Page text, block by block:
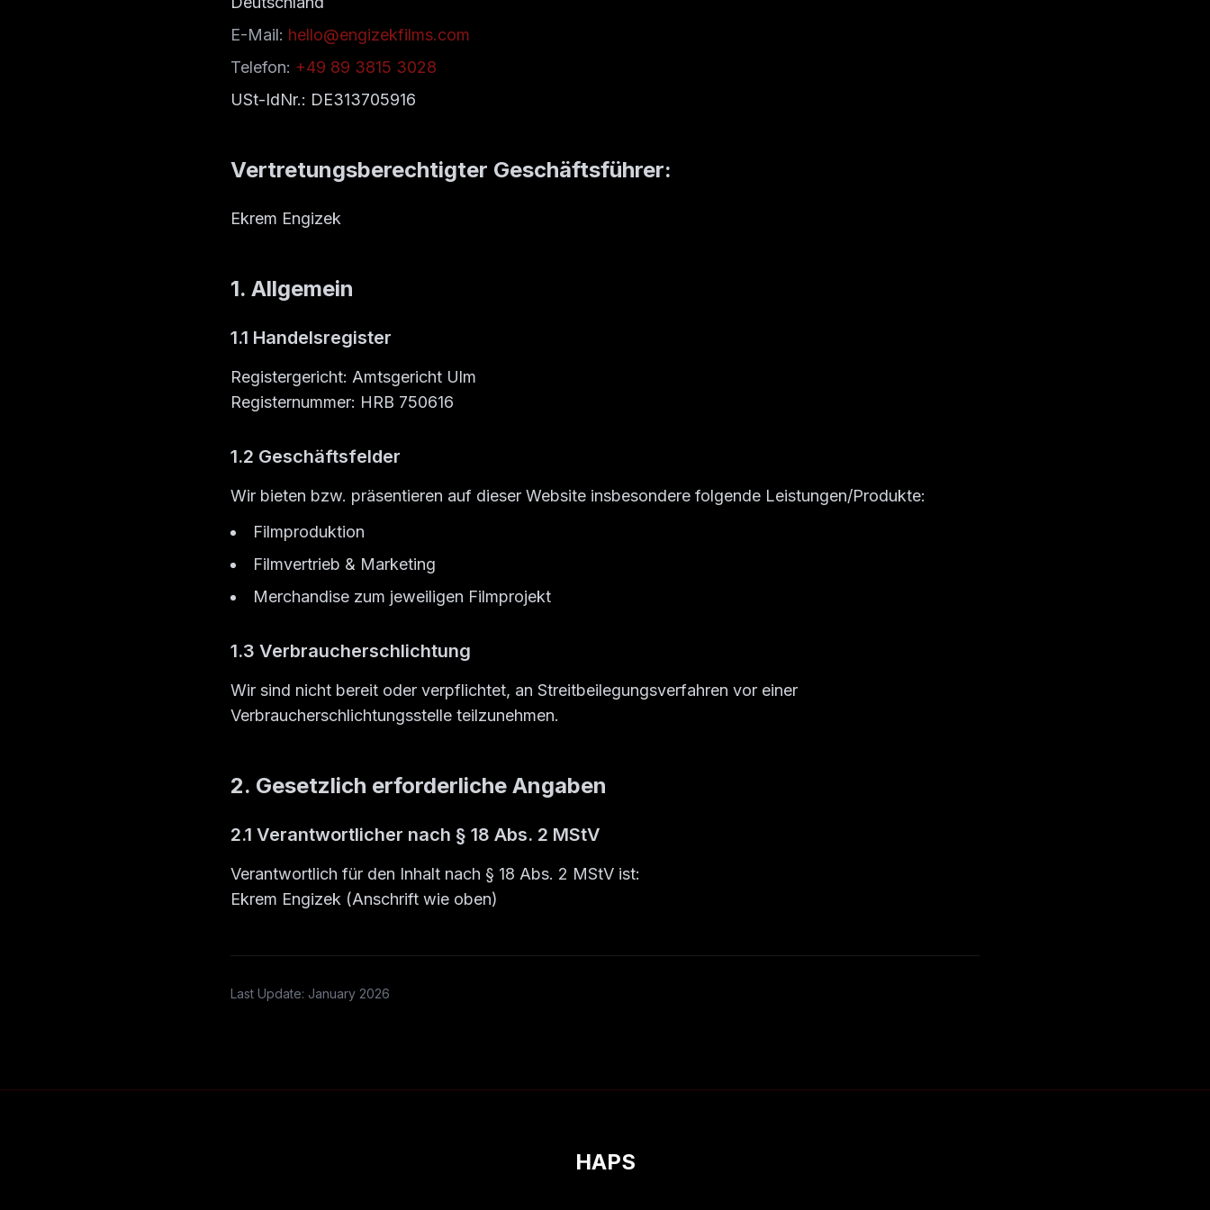
E-Mail: hello@engizekfilms.com
Telefon: +49 89 3815 3028
USt-IdNr.: DE313705916
Vertretungsberechtigter Geschäftsführer:
Ekrem Engizek
1. Allgemein
1.1 Handelsregister
Registergericht: Amtsgericht Ulm
Registernummer: HRB 750616
1.2 Geschäftsfelder
Wir bieten bzw. präsentieren auf dieser Website insbesondere folgende Leistungen/Produkte:
Filmproduktion
Filmvertrieb & Marketing
Merchandise zum jeweiligen Filmprojekt
1.3 Verbraucherschlichtung
Wir sind nicht bereit oder verpflichtet, an Streitbeilegungsverfahren vor einer
Verbraucherschlichtungsstelle teilzunehmen.
2. Gesetzlich erforderliche Angaben
2.1 Verantwortlicher nach § 18 Abs. 2 MStV
Verantwortlich für den Inhalt nach § 18 Abs. 2 MStV ist:
Ekrem Engizek (Anschrift wie oben)
Last Update: January 2026
HAPS